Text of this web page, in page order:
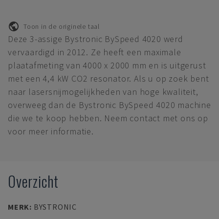
Toon in de originele taal
Deze 3-assige Bystronic BySpeed 4020 werd
vervaardigd in 2012. Ze heeft een maximale
plaatafmeting van 4000 x 2000 mm en is uitgerust
met een 4,4 kW CO2 resonator. Als u op zoek bent
naar lasersnijmogelijkheden van hoge kwaliteit,
overweeg dan de Bystronic BySpeed 4020 machine
die we te koop hebben. Neem contact met ons op
voor meer informatie.
Overzicht
MERK: BYSTRONIC